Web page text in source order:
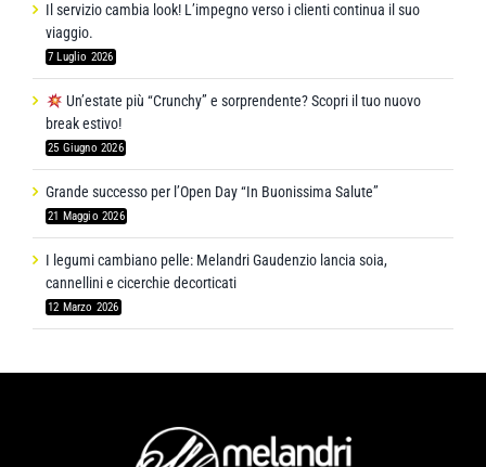
Il servizio cambia look! L’impegno verso i clienti continua il suo
viaggio.
7 Luglio 2026
Un’estate più “Crunchy” e sorprendente? Scopri il tuo nuovo
break estivo!
25 Giugno 2026
Grande successo per l’Open Day “In Buonissima Salute”
21 Maggio 2026
I legumi cambiano pelle: Melandri Gaudenzio lancia soia,
cannellini e cicerchie decorticati
12 Marzo 2026